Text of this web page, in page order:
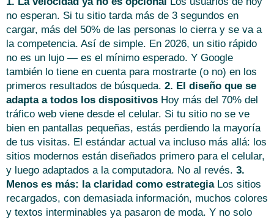
no esperan. Si tu sitio tarda más de 3 segundos en
cargar, más del 50% de las personas lo cierra y se va a
la competencia. Así de simple. En 2026, un sitio rápido
no es un lujo — es el mínimo esperado. Y Google
también lo tiene en cuenta para mostrarte (o no) en los
primeros resultados de búsqueda. 2. El diseño que se
adapta a todos los dispositivos Hoy más del 70% del
tráfico web viene desde el celular. Si tu sitio no se ve
bien en pantallas pequeñas, estás perdiendo la mayoría
de tus visitas. El estándar actual va incluso más allá: los
sitios modernos están diseñados primero para el celular,
y luego adaptados a la computadora. No al revés. 3.
Menos es más: la claridad como estrategiaLos sitios
recargados, con demasiada información, muchos colores
y textos interminables ya pasaron de moda. Y no solo